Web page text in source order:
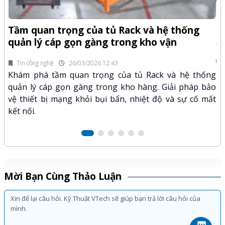
Tin công nghệ 26/03/2026 12:43
Tầm quan trọng của tủ Rack và hệ thống
quản lý cáp gọn gàng trong kho vận
Khám phá tầm quan trọng của tủ Rack và hệ thống
quản lý cáp gọn gàng trong kho hàng. Giải pháp bảo
vệ thiết bị mạng khỏi bụi bẩn, nhiệt độ và sự cố mất
kết nối.
Mời Bạn Cùng Thảo Luận